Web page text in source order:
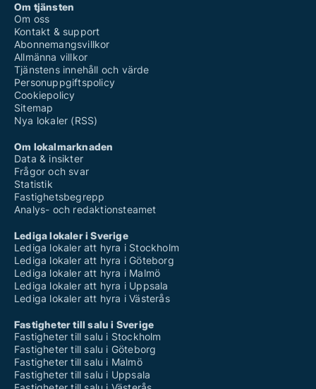
Om tjänsten
Om oss
Kontakt & support
Abonnemangsvillkor
Allmänna villkor
Tjänstens innehåll och värde
Personuppgiftspolicy
Cookiepolicy
Sitemap
Nya lokaler (RSS)
Om lokalmarknaden
Data & insikter
Frågor och svar
Statistik
Fastighetsbegrepp
Analys- och redaktionsteamet
Lediga lokaler i Sverige
Lediga lokaler att hyra i Stockholm
Lediga lokaler att hyra i Göteborg
Lediga lokaler att hyra i Malmö
Lediga lokaler att hyra i Uppsala
Lediga lokaler att hyra i Västerås
Fastigheter till salu i Sverige
Fastigheter till salu i Stockholm
Fastigheter till salu i Göteborg
Fastigheter till salu i Malmö
Fastigheter till salu i Uppsala